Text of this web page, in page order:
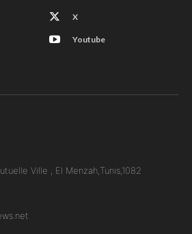
X
Youtube
Ville , El Menzah,Tunis,1082